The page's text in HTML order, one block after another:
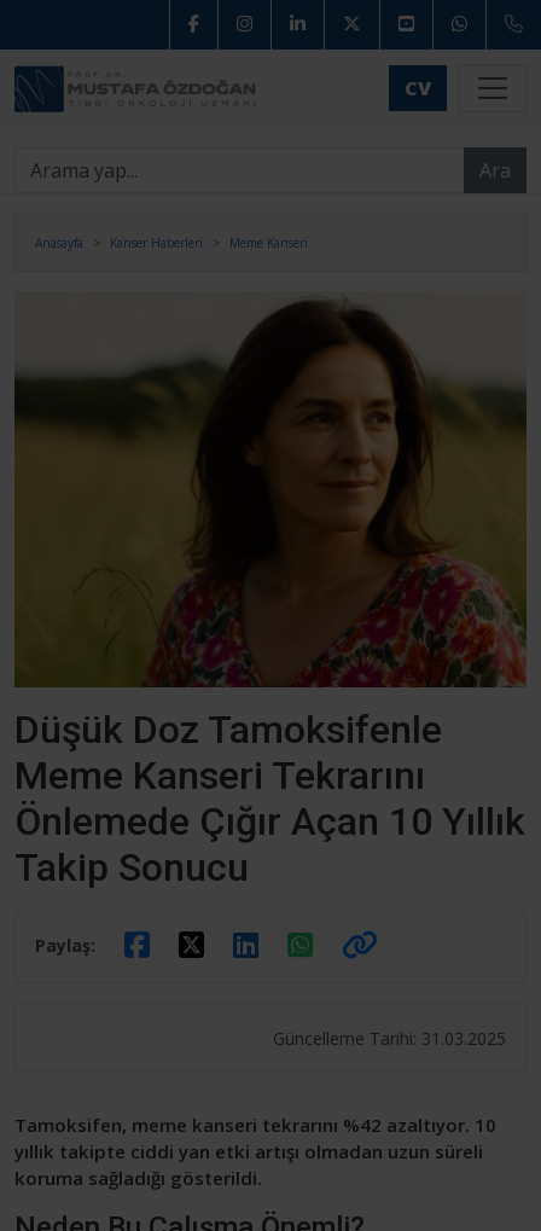
CV
Ara
Anasayfa Kanser Haberleri Meme Kanseri
Düşük Doz Tamoksifenle
Meme Kanseri Tekrarını
Önlemede Çığır Açan 10 Yıllık
Takip Sonucu
Paylaş:
Güncelleme Tarihi: 31.03.2025
Tamoksifen, meme kanseri tekrarını %42 azaltıyor. 10
yıllık takipte ciddi yan etki artışı olmadan uzun süreli
koruma sağladığı gösterildi.